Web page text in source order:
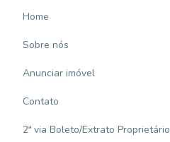
Home
Sobre nós
Anunciar imóvel
Contato
2ª via Boleto/Extrato Proprietário